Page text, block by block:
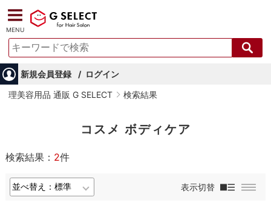
MENU
新規会員登録
ログイン
理美容用品 通販 G SELECT
検索結果
コスメ ボディケア
検索結果： 2件
表示切替